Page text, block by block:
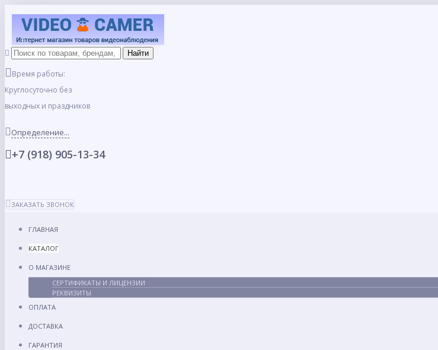
Время работы:
Круглосуточно без
выходных и праздников
Определение...
+7 (918) 905-13-34
ЗАКАЗАТЬ ЗВОНОК
ГЛАВНАЯ
КАТАЛОГ
О МАГАЗИНЕ
СЕРТИФИКАТЫ И ЛИЦЕНЗИИ
РЕКВИЗИТЫ
ОПЛАТА
ДОСТАВКА
ГАРАНТИЯ